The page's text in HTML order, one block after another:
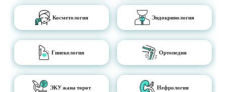
Косметология Эндокринология
Гинекология Ортопедия
ЭКУ жана төрөт Нефрология